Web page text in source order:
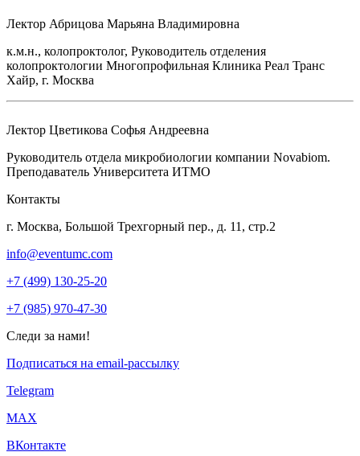
Лектор Абрицова Марьяна Владимировна
к.м.н., колопроктолог, Руководитель отделения
колопроктологии Многопрофильная Клиника Реал Транс
Хайр, г. Москва
Лектор Цветикова Софья Андреевна
Руководитель отдела микробиологии компании Novabiom.
Преподаватель Университета ИТМО
Контакты
г. Москва, Большой Трехгорный пер., д. 11, стр.2
info@eventumc.com
+7 (499) 130-25-20
+7 (985) 970-47-30
Следи за нами!
Подписаться на email-рассылку
Telegram
МАХ
ВКонтакте